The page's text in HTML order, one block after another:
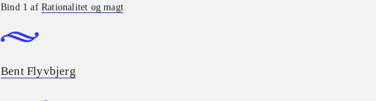
Bind 1 afRationalitet og magt
Bent Flyvbjerg